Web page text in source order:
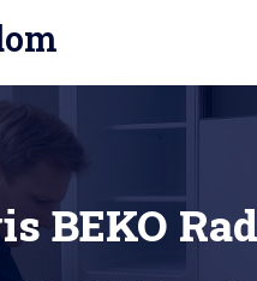
BEKO